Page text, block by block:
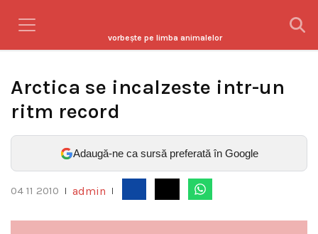
vorbeşte pe limba animalelor
Arctica se incalzeste intr-un
ritm record
Adaugă-ne ca sursă preferată în Google
04 11 2010 admin